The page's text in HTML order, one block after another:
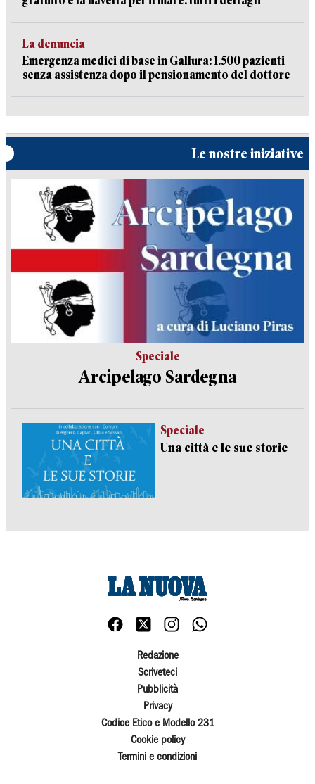
La denuncia
Emergenza medici di base in Gallura: 1.500 pazienti
senza assistenza dopo il pensionamento del dottore
Le nostre iniziative
Speciale
Arcipelago Sardegna
Speciale
Una città e le sue storie
Redazione
Scriveteci
Pubblicità
Privacy
Codice Etico e Modello 231
Cookie policy
Termini e condizioni